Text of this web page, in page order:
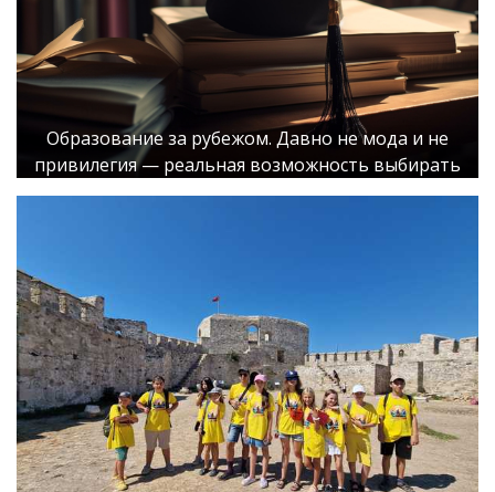
Образование за рубежом. Давно не мода и не
привилегия — реальная возможность выбирать